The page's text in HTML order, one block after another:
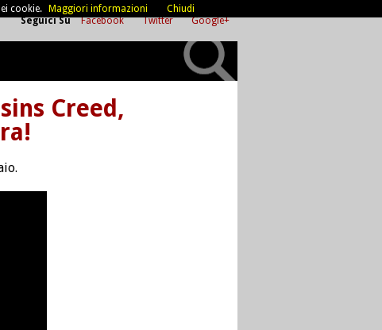
Seguici Su Facebook Twitter Google+
Creed,
cookie. Maggiori informazioni Chiudi